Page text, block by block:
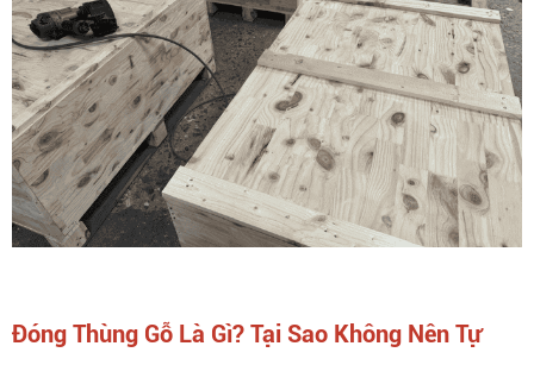
Đóng Thùng Gỗ Là Gì? Tại Sao Không Nên Tự